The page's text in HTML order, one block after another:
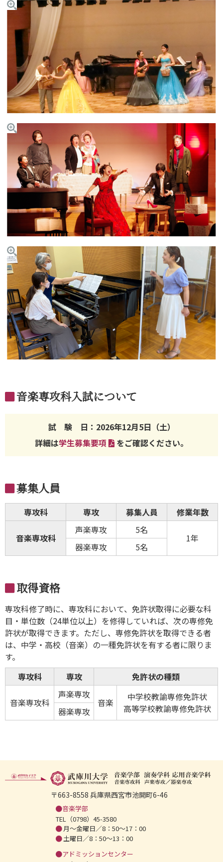
音楽専攻科入試について
試 験 日： 2026年12月5日（土）
詳細は学生募集要項 をご確認ください。
募集人員
専攻科 専攻 募集人員 修業年数
音楽専攻科
声楽専攻 5名
1年
器楽専攻 5名
取得資格
専攻科修了時に、専攻科において、免許状取得に必要な科
目・単位数（24単位以上）を修得していれば、次の専修免
許状が取得できます。ただし、専修免許状を取得できる者
は、中学・高校（音楽）の一種免許状を有する者に限りま
す。
専攻科
専攻 免許状の種類
音楽専攻科
声楽専攻
音楽
中学校教諭専修免許状
高等学校教諭専修免許状
器楽専攻
〒663-8558 兵庫県西宮市池開町6-46
音楽学部
TEL（0798）45-3580
月～金曜日／8：50～17：00
土曜日／8：50～13：00
アドミッションセンター